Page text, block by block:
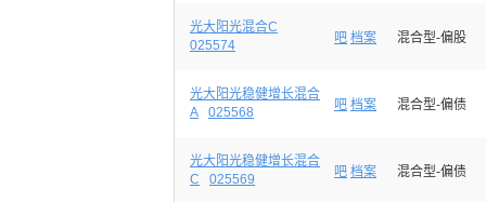
光大阳光混合C
025574
吧 档案 混合型-偏股
光大阳光稳健增长混合
A
025568 吧 档案 混合型-偏债
光大阳光稳健增长混合
C
025569 吧 档案 混合型-偏债